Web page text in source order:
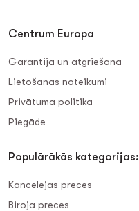
Centrum Europa
Garantija un atgriešana
Lietošanas noteikumi
Privātuma politika
Piegāde
Populārākās kategorijas:
Kancelejas preces
Biroja preces